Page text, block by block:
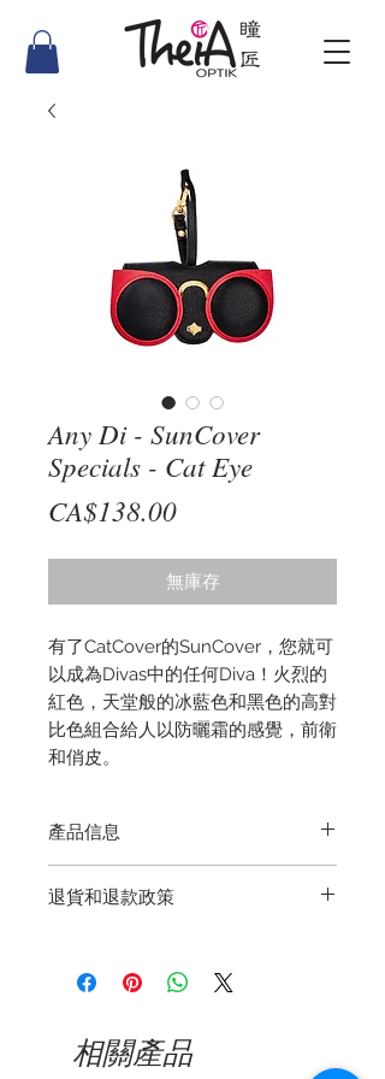
Any Di - SunCover
Specials - Cat Eye
CA$138.00價
無庫存
有了CatCover的SunCover，您就可
以成為Divas中的任何Diva！火烈的
紅色，天堂般的冰藍色和黑色的高對
比色組合給人以防曬霜的感覺，前衛
和俏皮。
產品信息
態的小工具！沒有任何其他聲明能像
痕和壓力痕跡，並且不會在包中佔用
注目，您的手可以自由放鬆，您的眼
鏡隨時可以拿到。
退貨和退款政策
退回Theia Optik購買的商品，那麼
從收到訂單進行交換或退貨之日起，
回新的，未使用的。如果由於進一步
相關產品